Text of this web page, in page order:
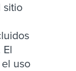
sitio
uso